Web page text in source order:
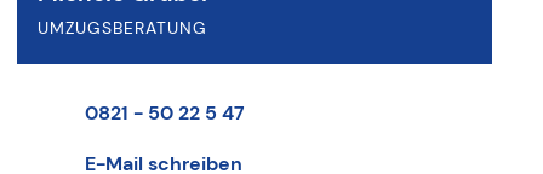
UMZUGSBERATUNG
0821 - 50 22 5 47
E-Mail schreiben